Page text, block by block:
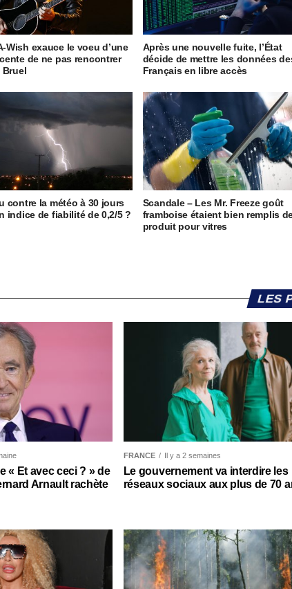
Wish exauce le voeu d’une
de ne pas rencontrer
Bruel
Après une nouvelle fuite, l’État
décide de mettre les données
Français en libre accès
contre la météo à 30 jours
indice de fiabilité de 0,2/5 ?
Scandale – Les Mr. Freeze goût
framboise étaient bien remplis
produit pour vitres
LES
« Et avec ceci ? » de
Arnault rachète
FRANCE Il y a 2 semaines
Le gouvernement va interdire les
réseaux sociaux aux plus de 70